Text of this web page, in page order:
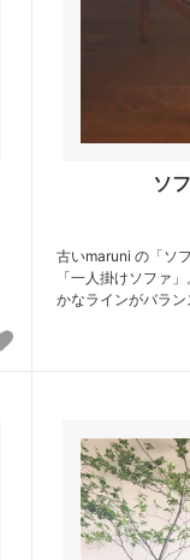
ソ
古いmaruni の「ソ
「一人掛けソファ
かなラインがバラン